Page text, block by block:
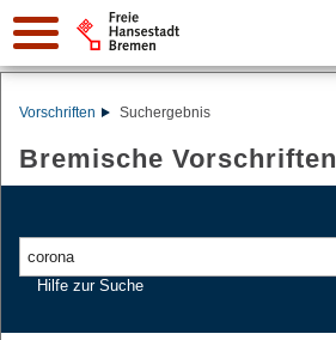
Vorschriften Suchergebnis
Bremische Vorschriften
Hilfe zur Suche